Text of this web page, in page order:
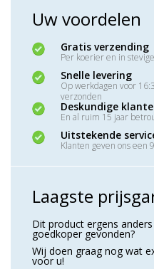
Uw voordelen
Gratis verzending
Per koerier en in
Snelle levering
Op werkdagen voor
verzonden
Deskundige
En al ruim 15 jaar
Uitstekende
Klanten geven ons een
Laagste
Dit product ergens anders
goedkoper gevonden?
Wij doen graag nog wat
voor u!